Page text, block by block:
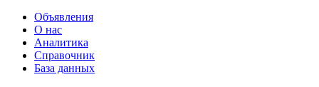
Объявления
О нас
Аналитика
Справочник
База данных